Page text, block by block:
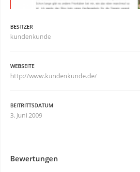
BESITZER
kundenkunde
WEBSEITE
http://www.kundenkunde.de/
BEITRITTSDATUM
3. Juni 2009
Bewertungen